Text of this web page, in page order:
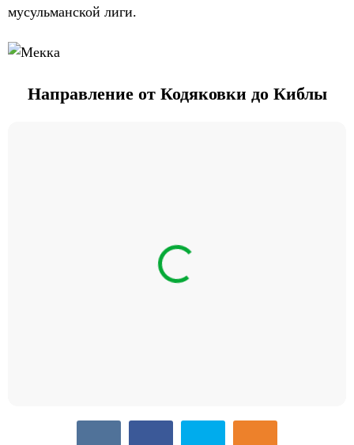
мусульманской лиги.
Направление от Кодяковки до Киблы